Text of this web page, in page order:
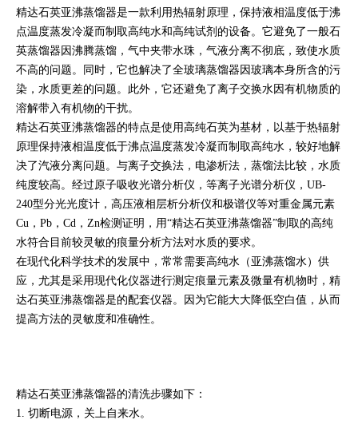
精达石英亚沸蒸馏器是一款利用热辐射原理，保持液相温度低于沸
点温度蒸发冷凝而制取高纯水和高纯试剂的设备。它避免了一般石
英蒸馏器因沸腾蒸馏，气中夹带水珠，气液分离不彻底，致使水质
不高的问题。同时，它也解决了全玻璃蒸馏器因玻璃本身所含的污
染，水质更差的问题。此外，它还避免了离子交换水因有机物质的
溶解带入有机物的干扰。
精达石英亚沸蒸馏器的特点是使用高纯石英为基材，以基于热辐射
原理保持液相温度低于沸点温度蒸发冷凝而制取高纯水，较好地解
决了汽液分离问题。与离子交换法，电渗析法，蒸馏法比较，水质
纯度较高。经过原子吸收光谱分析仪，等离子光谱分析仪，UB-
240型分光光度计，高压液相层析分析仪和极谱仪等对重金属元素
Cu，Pb，Cd，Zn检测证明，用“精达石英亚沸蒸馏器”制取的高纯
水符合目前较灵敏的痕量分析方法对水质的要求。
在现代化科学技术的发展中，常常需要高纯水（亚沸蒸馏水）供
应，尤其是采用现代化仪器进行测定痕量元素及微量有机物时，精
达石英亚沸蒸馏器是的配套仪器。因为它能大大降低空白值，从而
提高方法的灵敏度和准确性。
精达石英亚沸蒸馏器的清洗步骤如下：
1. 切断电源，关上自来水。